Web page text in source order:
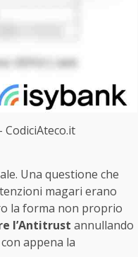
Una questione che
magari erano
la forma non proprio
l’Antitrust annullando
appena la